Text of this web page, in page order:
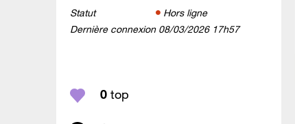
Statut
Hors ligne
Dernière connexion ‎08/03/2026 17h57
0 top